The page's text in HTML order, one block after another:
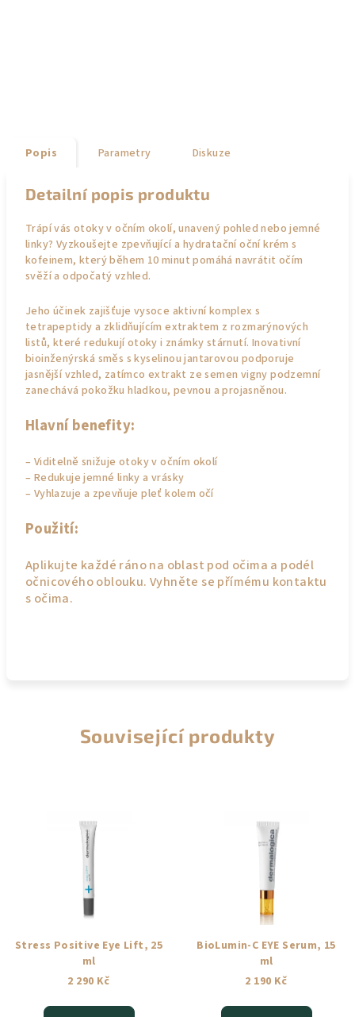
Popis Parametry Diskuze
Detailní popis produktu
Trápí vás otoky v očním okolí, unavený pohled nebo jemné
linky? Vyzkoušejte zpevňující a hydratační oční krém s
kofeinem, který během 10 minut pomáhá navrátit očím
svěží a odpočatý vzhled.
Jeho účinek zajišťuje vysoce aktivní komplex s
tetrapeptidy a zklidňujícím extraktem z rozmarýnových
listů, které redukují otoky i známky stárnutí. Inovativní
bioinženýrská směs s kyselinou jantarovou podporuje
jasnější vzhled, zatímco extrakt ze semen vigny podzemní
zanechává pokožku hladkou, pevnou a projasněnou.
Hlavní benefity:
– Viditelně snižuje otoky v očním okolí
– Redukuje jemné linky a vrásky
– Vyhlazuje a zpevňuje pleť kolem očí
Použití:
Aplikujte každé ráno na oblast pod očima a podél
očnicového oblouku. Vyhněte se přímému kontaktu
s očima.
Související produkty
Stress Positive Eye Lift, 25
ml
2 290 Kč
BioLumin-C EYE Serum, 15
ml
2 190 Kč